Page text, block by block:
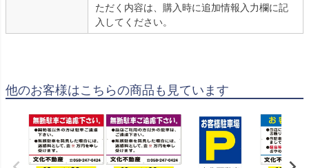
ただく内容は、購入時に追加情報入力欄に記
入してください。
他のお客様はこちらの商品も見ています